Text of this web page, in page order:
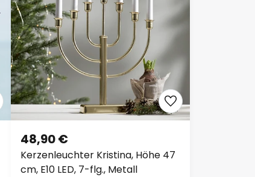
Kerzenleuchter Kristina, Höhe 47
cm, E10 LED, 7-flg., Metall
48,90 €